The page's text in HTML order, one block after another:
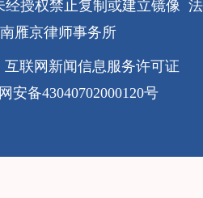
经授权禁止复制或建立镜像 法
雁京律师事务所
互联网新闻信息服务许可证
安备43040702000120号